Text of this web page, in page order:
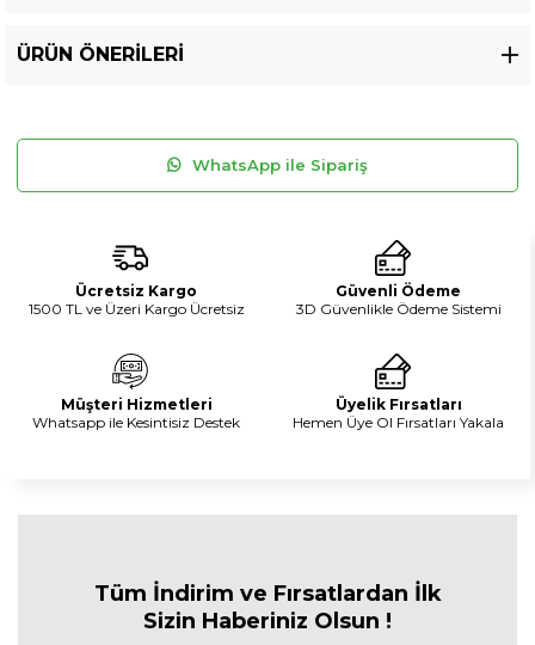
ÜRÜN ÖNERILERI
WhatsApp ile Sipariş
Ücretsiz Kargo
1500 TL ve Üzeri Kargo Ücretsiz
Güvenli Ödeme
3D Güvenlikle Ödeme Sistemi
Müşteri Hizmetleri
Whatsapp ile Kesintisiz Destek
Üyelik Fırsatları
Hemen Üye Ol Fırsatları Yakala
Tüm İndirim ve Fırsatlardan İlk
Sizin Haberiniz Olsun !